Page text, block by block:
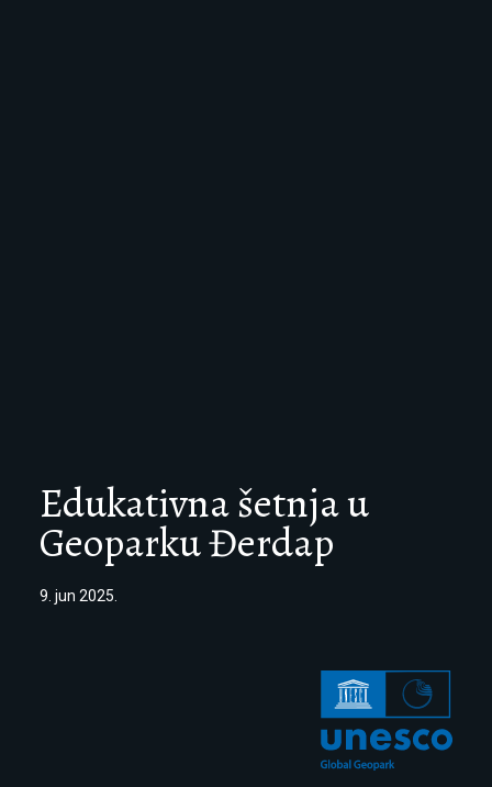
Edukativna šetnja u
Geoparku Đerdap
9. jun 2025.